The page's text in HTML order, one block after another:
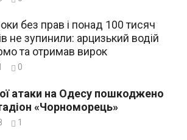
не зупинили: арцизький водій
та отримав вирок
0
атаки на Одесу пошкоджено
«Чорноморець»
1